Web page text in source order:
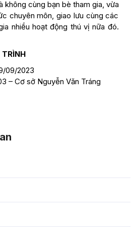
không cùng bạn bè tham gia, vừa
chuyên môn, giao lưu cùng các
nhiều hoạt động thú vị nữa đó.
09/2023
– Cơ sở Nguyễn Văn Tráng